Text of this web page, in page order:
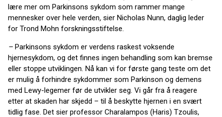
lære mer om Parkinsons sykdom som rammer mange
mennesker over hele verden, sier Nicholas Nunn, daglig leder
for Trond Mohn forskningsstiftelse.
– Parkinsons sykdom er verdens raskest voksende
hjernesykdom, og det finnes ingen behandling som kan bremse
eller stoppe utviklingen. Nå kan vi for første gang teste om det
er mulig å forhindre sykdommer som Parkinson og demens
med Lewy-legemer før de utvikler seg. Vi går fra å reagere
etter at skaden har skjedd – til å beskytte hjernen i en svært
tidlig fase. Det sier professor Charalampos (Haris) Tzoulis,